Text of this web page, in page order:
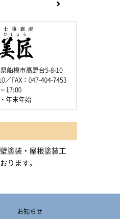
船橋市高野台5-8-10
／FAX：047-404-7453
17:00
年末年始
塗装・屋根塗装工
ります。
お知らせ